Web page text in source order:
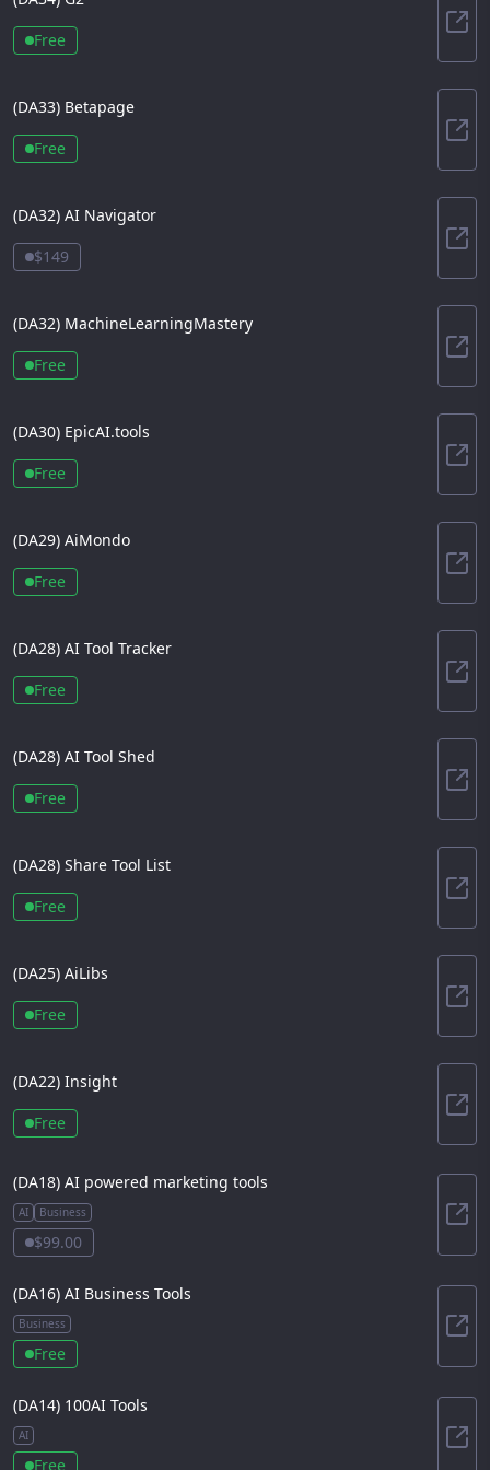
Free
G2
(DA33) Betapage
Free
(DA32) AI Navigator
$149
AI
(DA32) MachineLearningMastery
Free
(DA30) EpicAI.tools
Free
(DA29) AiMondo
Free
(DA28) AI Tool Tracker
Free
AI
(DA28) AI Tool Shed
Free
AI
(DA28) Share Tool List
Free
(DA25) AiLibs
Free
(DA22) Insight
Free
(DA18) AI powered marketing tools
AI Business
$99.00
AI
(DA16) AI Business Tools
Business
Free
AI
(DA14) 100AI Tools
AI
Free